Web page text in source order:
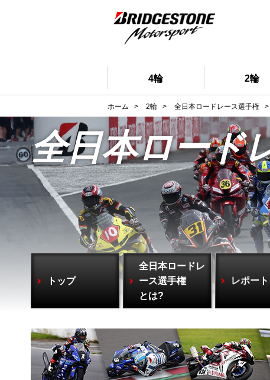
4輪 2輪
ホーム > 2輪 > 全日本ロードレース選手権 >
全日本ロード
トップ
全日本ロードレ
ース選手権
とは?
レポート